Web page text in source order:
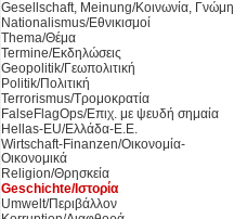
Gesellschaft, Meinung/Κοινωνία, Γνώμη
Nationalismus/Εθνικισμοί
Thema/Θέμα
Termine/Εκδηλώσεις
Geopolitik/Γεωπολιτική
Politik/Πολιτική
Terrorismus/Τρομοκρατία
FalseFlagOps/Επιχ. με ψευδή σημαία
Hellas-EU/Ελλάδα-Ε.Ε.
Wirtschaft-Finanzen/Οικονομία-
Οικονομικά
Religion/Θρησκεία
Geschichte/Ιστορία
Umwelt/Περιβάλλον